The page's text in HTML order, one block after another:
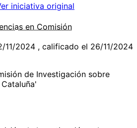
iniciativa original
en Comisión
11/2024 , calificado el 26/11/2024
de Investigación sobre